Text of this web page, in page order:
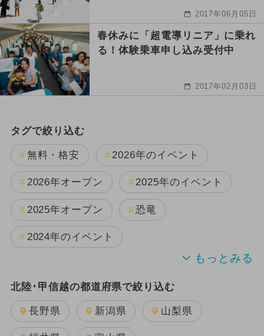
2017年06月05日
春休みに「超電導リニア」に乗れ
る！体験乗車申し込み受付中
2017年02月03日
タグで絞り込む
無料・格安 2026年のイベント
2026年オープン 2025年のイベント
2025年オープン 恐竜
2024年のイベント
夏休み 日帰り
2025年8月のイベント
北陸･甲信越の都道府県で絞り込む
長野県 新潟県 山梨県